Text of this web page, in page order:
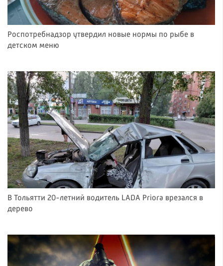
Роспотребнадзор утвердил новые нормы по рыбе в
детском меню
В Тольятти 20-летний водитель LADA Priora врезался в
дерево